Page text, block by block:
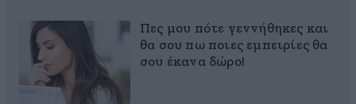
Πες μου πότε γεννήθηκες και
θα σου πω ποιες εμπειρίες θα
σου έκανα δώρο!